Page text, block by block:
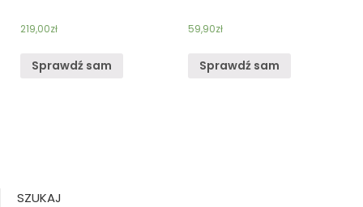
219,00zł
Sprawdź sam
59,90zł
Sprawdź sam
SZUKAJ